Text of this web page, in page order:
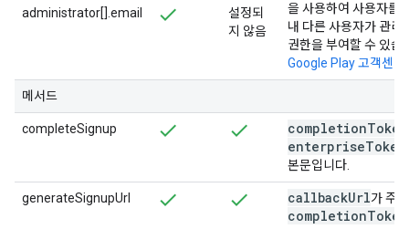
을 사용하여 사용자를
내 다른 사용자가 관리
권한을 부여할 수 있
Google Play 고객센터
administrator[].email
설정되
지 않음
메서드
completeSignup completionToken
enterpriseToken
본문입니다.
generateSignupUrl callbackUrl가 주
completionToken